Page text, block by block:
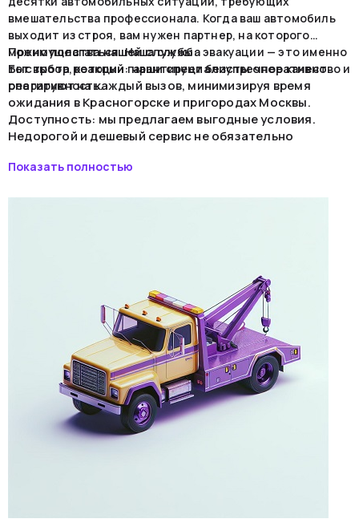
вмешательства профессионала. Когда ваш автомобиль
выходит из строя, вам нужен партнер, на которого
можно полагаться. Наша служба эвакуации — это именно
тот выбор, который гарантирует безупречное качество и
оперативность.
Преимущества нашей службы:
Быстрота реакции: наши специалисты оперативно
реагируют на каждый вызов, минимизируя время
ожидания в Красногорске и пригородах Москвы.
Доступность: мы предлагаем выгодные условия.
Недорогой и дешевый сервис не обязательно
высший стандарт обслуживания по лучшей цене.
Показать полностью